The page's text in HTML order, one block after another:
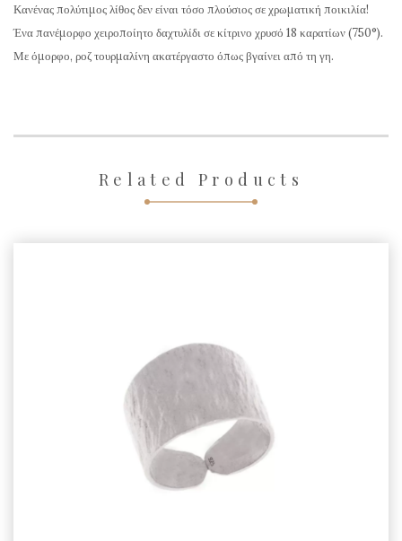
Κανένας πολύτιμος λίθος δεν είναι τόσο πλούσιος σε χρωματική ποικιλία!
Ένα πανέμορφο χειροποίητο δαχτυλίδι σε κίτρινο χρυσό 18 καρατίων (750°).
Με όμορφο, ροζ τουρμαλίνη ακατέργαστο όπως βγαίνει από τη γη.
Related Products